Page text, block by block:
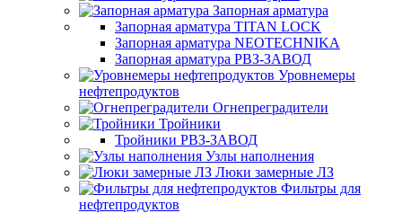
Запорная арматура
Запорная арматура TITAN LOCK
Запорная арматура NEOTECHNIKA
Запорная арматура РВЗ-ЗАВОД
Уровнемеры
нефтепродуктов
Огнепреградители
Тройники
Тройники РВЗ-ЗАВОД
Узлы наполнения
Люки замерные ЛЗ
Фильтры для
нефтепродуктов